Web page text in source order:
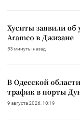
Хуситы заявили
Aramco в Джизане
53 минуты назад
В Одесской
трафик в порты
9 августа 2026, 10:19